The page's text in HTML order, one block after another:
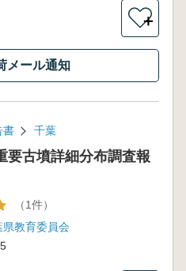
＋
メール通知
書 千葉
要古墳詳細分布調査報
（1件）
県教育委員会